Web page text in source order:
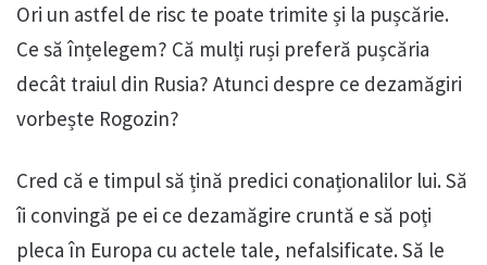
Ori un astfel de risc te poate trimite și la pușcărie.
Ce să înțelegem? Că mulți ruși preferă pușcăria
decât traiul din Rusia? Atunci despre ce dezamăgiri
vorbește Rogozin?
Cred că e timpul să țină predici conaționalilor lui. Să
îi convingă pe ei ce dezamăgire cruntă e să poți
pleca în Europa cu actele tale, nefalsificate. Să le